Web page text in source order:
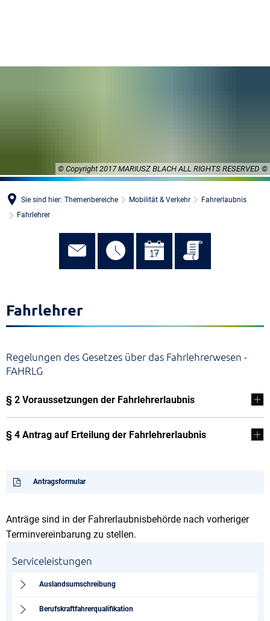
© Copyright 2017 MARIUSZ BLACH ALL RIGHTS RESERVED
Sie sind hier: Themenbereiche Mobilität & Verkehr
Fahrerlaubnis
Fahrlehrer
Fahrlehrer
Regelungen des Gesetzes über das Fahrlehrerwesen -
FAHRLG
§ 2 Voraussetzungen der Fahrlehrerlaubnis
§ 4 Antrag auf Erteilung der Fahrlehrerlaubnis
Antragsformular
Anträge sind in der Fahrerlaubnisbehörde nach vorheriger
Terminvereinbarung zu stellen.
Serviceleistungen
Auslandsumschreibung
Berufskraftfahrerqualifikation